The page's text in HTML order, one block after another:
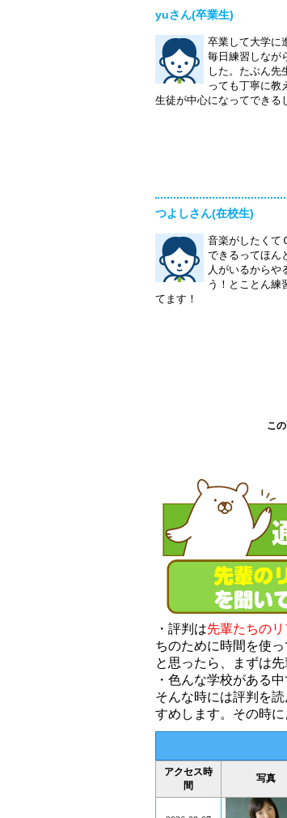
yuさん(卒業生)
卒業して大学に
毎日練習しなが
した。たぶん先
っても丁寧に教
生徒が中心になってできる
つよしさん(在校生)
音楽がしたくて
できるってほん
人がいるからや
う！とことん練
てます！
こ
・評判は先輩たちの
ちのために時間を使
と思ったら、まずは
・色んな学校がある
そんな時には評判を読
すめします。その時